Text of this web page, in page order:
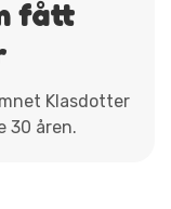
fått
Klasdotter
30 åren.